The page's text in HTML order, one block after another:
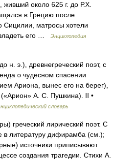
около 625 г. до Р.Х.
в Грецию после
Сицилии, матросы хотели
его …
Энциклопедия
н. э.), древнегреческий поэт, с
о чудесном спасении
Ариона, вынес его на берег),
(«Арион» А. С. Пушкина). II •
словарь
греческий лирический поэт. С
в литературу дифирамба (см.);
источники приписывают
создания трагедии. Стихи А.